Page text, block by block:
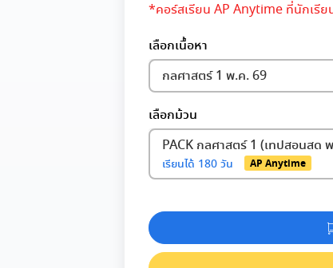
*คอร์สเรียน AP Anytime ที่นักเรีย
เลือกเนื้อหา
กลศาสตร์ 1 พ.ค. 69
เลือกม้วน
PACK กลศาสตร์ 1 (เทปสอนสด
เรียนได้ 180 วัน AP Anytime